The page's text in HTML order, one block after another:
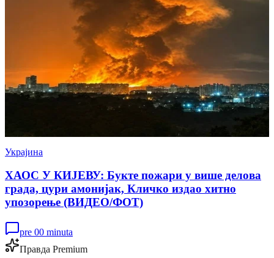
Украјина
ХАОС У КИЈЕВУ: Букте пожари у више делова
града, цури амонијак, Кличко издао хитно
упозорење (ВИДЕО/ФОТ)
pre 00 minuta
Правда Premium